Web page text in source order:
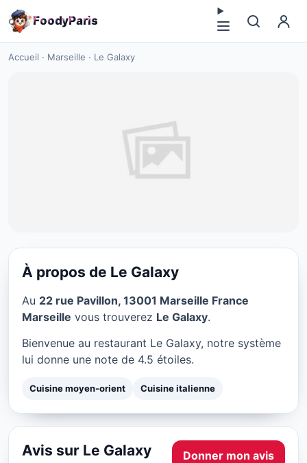
FoodyParis
Accueil · Marseille · Le Galaxy
Le Galaxy à Marseille
À propos de Le Galaxy
Au 22 rue Pavillon, 13001 Marseille France
Marseille vous trouverez Le Galaxy.
Bienvenue au restaurant Le Galaxy, notre système
lui donne une note de 4.5 étoiles.
Cuisine moyen-orient Cuisine italienne
Avis sur Le Galaxy Donner mon avis